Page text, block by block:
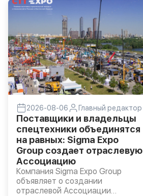
2026-08-06 Главный редактор
Поставщики и владельцы
спецтехники объединятся
на равных: Sigma Expo
Group создает отраслевую
Ассоциацию
Компания Sigma Expo Group
объявляет о создании
отраслевой Ассоциации